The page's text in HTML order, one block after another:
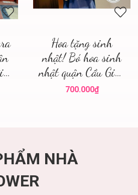
,
Hoa tặng sinh
nhật! Bó hoa sinh
nhật quận Cầu Giấy
! Family flower hoa
700.000₫
NHÀ